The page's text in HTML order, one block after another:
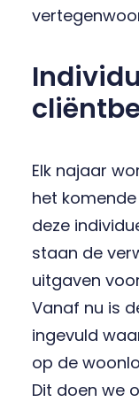
Elk najaar
het
deze
staan de
uitgaven
Vanaf nu is
ingevuld
op de
Dit doen we